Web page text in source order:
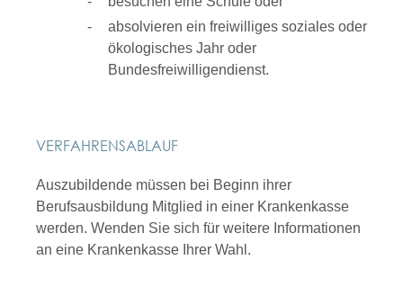
absolvieren ein freiwilliges soziales oder
ökologisches Jahr oder
Bundesfreiwilligendienst.
VERFAHRENSABLAUF
Auszubildende müssen bei Beginn ihrer
Berufsausbildung Mitglied in einer Krankenkasse
werden. Wenden Sie sich für weitere Informationen
an eine Krankenkasse Ihrer Wahl.